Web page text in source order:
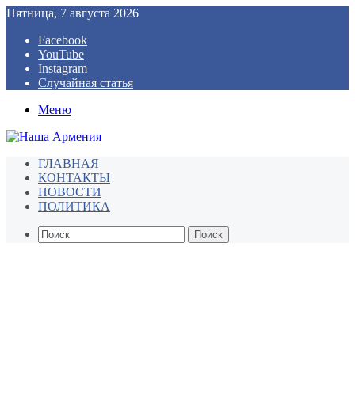
Пятница, 7 августа 2026
Facebook
YouTube
Instagram
Случайная статья
Меню
ГЛАВНАЯ
КОНТАКТЫ
НОВОСТИ
ПОЛИТИКА
Поиск